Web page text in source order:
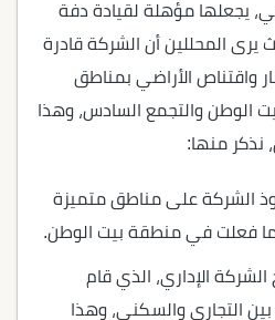
يجعلها مؤهلة لقيادة دفة
يرى المحللين أن الشركة قادرة
واقتناص الأراضي بمناطق
الوطن والتجمع السادس، وهذا
نذكر منها:
الشركة على مناطق متميزة
فعلت في منطقة بيت الوطن.
الإداري، الذي قام
بين التجاري والسكني، وهذا